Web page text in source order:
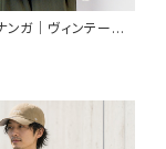
袖Tシャツ｜エコ
ダックビンテージ